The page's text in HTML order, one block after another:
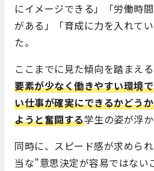
にイメージできる」「労働時
がある」「育成に力を入れて
た。
ここまでに見た傾向を踏まえる
要素が少なく働きやすい環境
い仕事が確実にできるかどう
ようと奮闘する学生の姿が浮か
同時に、スピード感が求めら
当な”意思決定が容易ではない